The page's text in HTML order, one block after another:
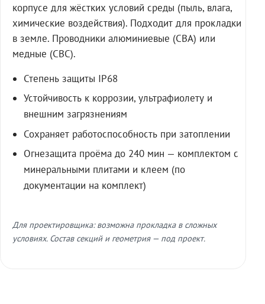
корпусе для жёстких условий среды (пыль, влага,
химические воздействия). Подходит для прокладки
в земле. Проводники алюминиевые (СВА) или
медные (СВС).
Степень защиты IP68
Устойчивость к коррозии, ультрафиолету и
внешним загрязнениям
Сохраняет работоспособность при затоплении
Огнезащита проёма до 240 мин — комплектом с
минеральными плитами и клеем (по
документации на комплект)
Для проектировщика: возможна прокладка в сложных
условиях. Состав секций и геометрия — под проект.